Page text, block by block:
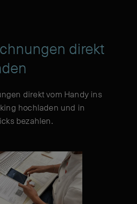
direkt
direkt vom Handy ins
hochladen und in
bezahlen.